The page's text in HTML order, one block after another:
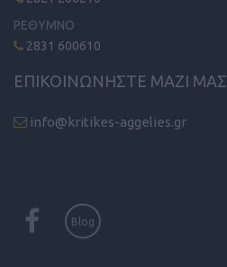
ΡΕΘΥΜΝΟ
2831 600610
ΕΠΙΚΟΙΝΩΝΗΣΤΕ ΜΑΖΙ ΜΑΣ
info@kritikes-aggelies.gr
Blog